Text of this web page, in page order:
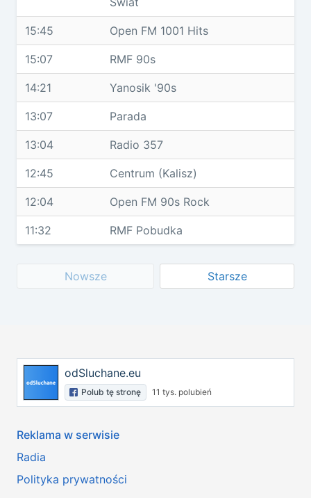
15:45 Open FM 1001 Hits
15:07 RMF 90s
14:21 Yanosik '90s
13:07 Parada
13:04 Radio 357
12:45 Centrum (Kalisz)
12:04 Open FM 90s Rock
11:32 RMF Pobudka
Nowsze Starsze
odSluchane.eu
Polub tę stronę 11 tys. polubień
Reklama w serwisie
Radia
Polityka prywatności